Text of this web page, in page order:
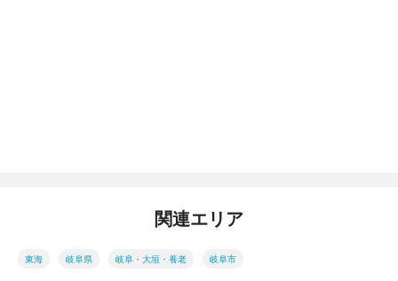
関連エリア
東海 岐阜県 岐阜・大垣・養老 岐阜市